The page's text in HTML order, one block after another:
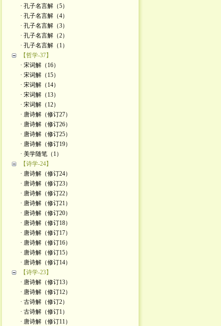
· 孔子名言解（5）
· 孔子名言解（4）
· 孔子名言解（3）
· 孔子名言解（2）
· 孔子名言解（1）
【哲学-37】
· 宋词解（16）
· 宋词解（15）
· 宋词解（14）
· 宋词解（13）
· 宋词解（12）
· 唐诗解（修订27）
· 唐诗解（修订26）
· 唐诗解（修订25）
· 唐诗解（修订19）
· 美学随笔（1）
【诗学-24】
· 唐诗解（修订24）
· 唐诗解（修订23）
· 唐诗解（修订22）
· 唐诗解（修订21）
· 唐诗解（修订20）
· 唐诗解（修订18）
· 唐诗解（修订17）
· 唐诗解（修订16）
· 唐诗解（修订15）
· 唐诗解（修订14）
【诗学-23】
· 唐诗解（修订13）
· 唐诗解（修订12）
· 古诗解（修订2）
· 古诗解（修订1）
· 唐诗解（修订11）